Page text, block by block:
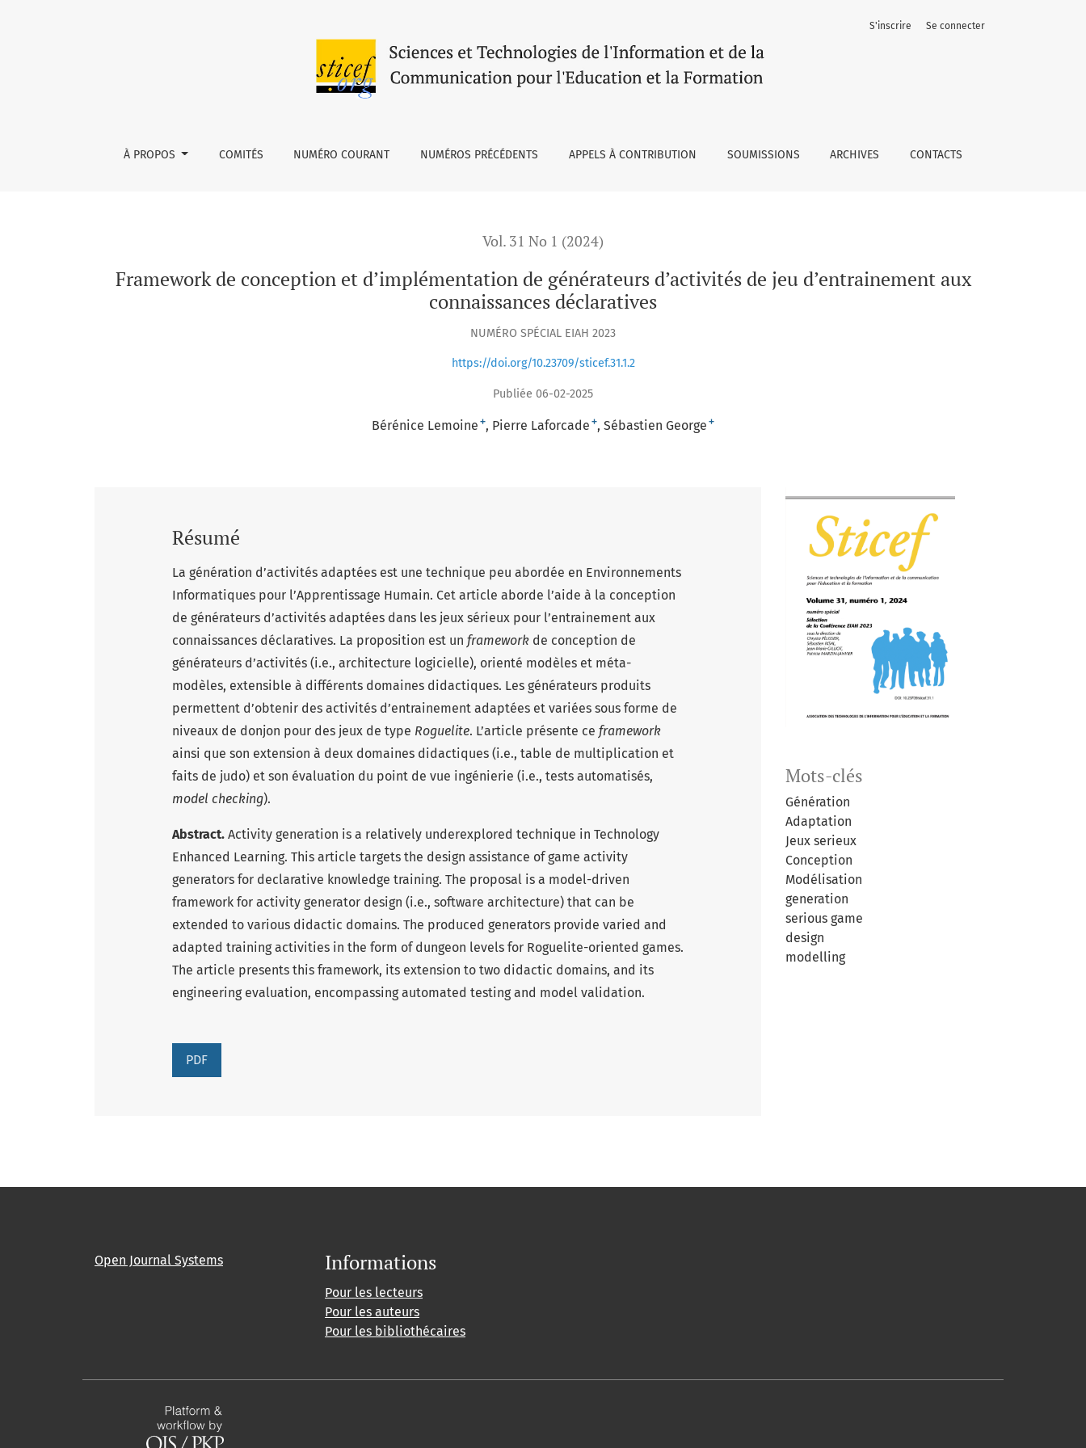
À PROPOS COMITÉS NUMÉRO COURANT NUMÉROS PRÉCÉDENTS APPELS À CONTRIBUTION SOUMISSIONS ARCHIVES CONTACTS
S'inscrire Se connecter
Vol. 31 No 1 (2024)
Framework de conception et d’implémentation de générateurs d’activités de jeu d’entrainement aux
connaissances déclaratives
NUMÉRO SPÉCIAL EIAH 2023
https://doi.org/10.23709/sticef.31.1.2
Publiée 06-02-2025
Bérénice Lemoine + Pierre Laforcade + Sébastien George +
Mots-clés
Génération
Adaptation
Jeux serieux
Conception
Modélisation
generation
serious game
design
modelling
Résumé
La génération d’activités adaptées est une technique peu abordée en Environnements
Informatiques pour l’Apprentissage Humain. Cet article aborde l’aide à la conception
de générateurs d’activités adaptées dans les jeux sérieux pour l’entrainement aux
connaissances déclaratives. La proposition est un framework de conception de
générateurs d’activités (i.e., architecture logicielle), orienté modèles et méta-
modèles, extensible à différents domaines didactiques. Les générateurs produits
permettent d’obtenir des activités d’entrainement adaptées et variées sous forme de
niveaux de donjon pour des jeux de type Roguelite. L’article présente ce framework
ainsi que son extension à deux domaines didactiques (i.e., table de multiplication et
faits de judo) et son évaluation du point de vue ingénierie (i.e., tests automatisés,
model checking).
Abstract. Activity generation is a relatively underexplored technique in Technology
Enhanced Learning. This article targets the design assistance of game activity
generators for declarative knowledge training. The proposal is a model-driven
framework for activity generator design (i.e., software architecture) that can be
extended to various didactic domains. The produced generators provide varied and
adapted training activities in the form of dungeon levels for Roguelite-oriented games.
The article presents this framework, its extension to two didactic domains, and its
engineering evaluation, encompassing automated testing and model validation.
PDF
Open Journal Systems Informations
Pour les lecteurs
Pour les auteurs
Pour les bibliothécaires